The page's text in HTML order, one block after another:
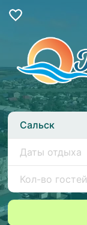
Сальск